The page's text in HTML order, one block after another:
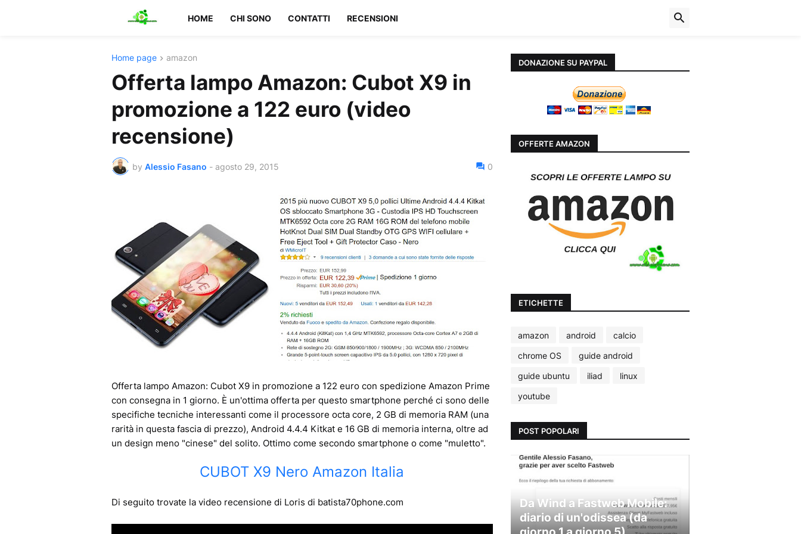
HOME CHI SONO CONTATTI RECENSIONI
Home page amazon
Offerta lampo Amazon: Cubot X9 in
promozione a 122 euro (video
recensione)
by Alessio Fasano - agosto 29, 2015 0
Offerta lampo Amazon: Cubot X9 in promozione a 122 euro con spedizione Amazon Prime
con consegna in 1 giorno. È un'ottima offerta per questo smartphone perché ci sono delle
specifiche tecniche interessanti come il processore octa core, 2 GB di memoria RAM (una
rarità in questa fascia di prezzo), Android 4.4.4 Kitkat e 16 GB di memoria interna, oltre ad
un design meno "cinese" del solito. Ottimo come secondo smartphone o come "muletto".
CUBOT X9 Nero Amazon Italia
Di seguito trovate la video recensione di Loris di batista70phone.com
DONAZIONE SU PAYPAL
OFFERTE AMAZON
ETICHETTE
amazon android
calcio
chrome OS
guide android
guide ubuntu
iliad
linux
youtube
POST POPOLARI
Da Wind a Fastweb Mobile:
diario di un'odissea (da